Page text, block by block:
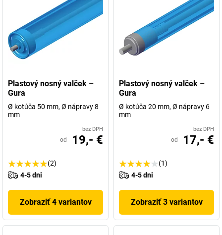
Plastový nosný valček –
Gura
Ø kotúča 50 mm, Ø nápravy 8
mm
bez DPH
od 19,- €
(2)
4-5 dni
Zobraziť 4 variantov
Plastový nosný valček –
Gura
Ø kotúča 20 mm, Ø nápravy 6
mm
bez DPH
od 17,- €
(1)
4-5 dni
Zobraziť 3 variantov